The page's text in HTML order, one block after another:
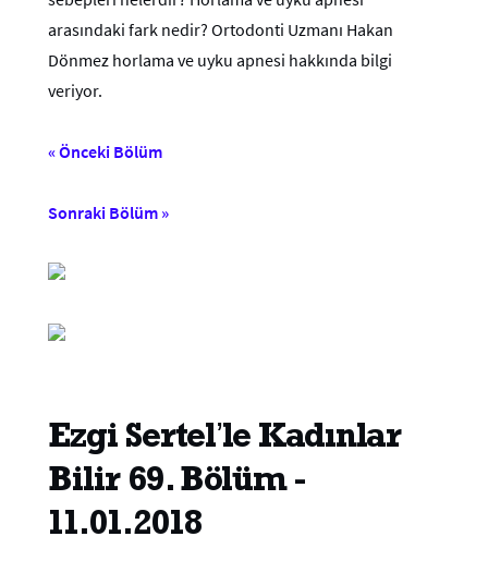
arasındaki fark nedir? Ortodonti Uzmanı Hakan
Dönmez horlama ve uyku apnesi hakkında bilgi
veriyor.
« Önceki Bölüm
Sonraki Bölüm »
Ezgi Sertel’le Kadınlar
Bilir 69. Bölüm -
11.01.2018